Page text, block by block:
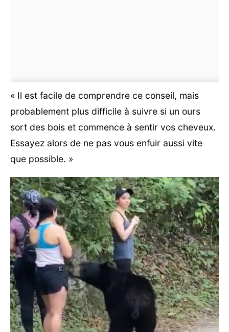
« Il est facile de comprendre ce conseil, mais
probablement plus difficile à suivre si un ours
sort des bois et commence à sentir vos cheveux.
Essayez alors de ne pas vous enfuir aussi vite
que possible. »